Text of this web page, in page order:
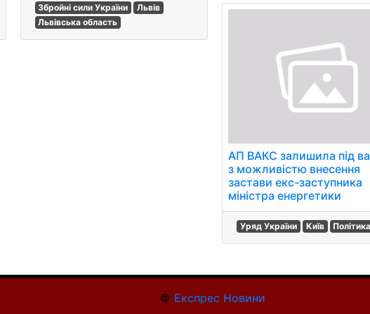
Збройні сили України
Львів
Львівська область
АП ВАКС залишила під
з можливістю внесення
застави екс-заступника
міністра енергетики
Уряд України Київ Політика
© Експрес Новини